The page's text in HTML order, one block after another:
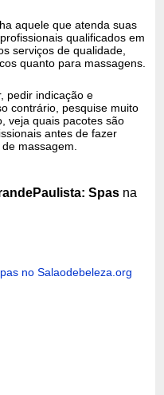
aquele que atenda suas
qualificados em
serviços de qualidade,
quanto para massagens.
pedir indicação e
contrário, pesquise muito
veja quais pacotes são
antes de fazer
massagem.
Spas na
no Salaodebeleza.org